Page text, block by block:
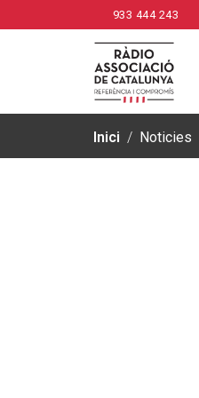
933 444 243
Inici / Noticies